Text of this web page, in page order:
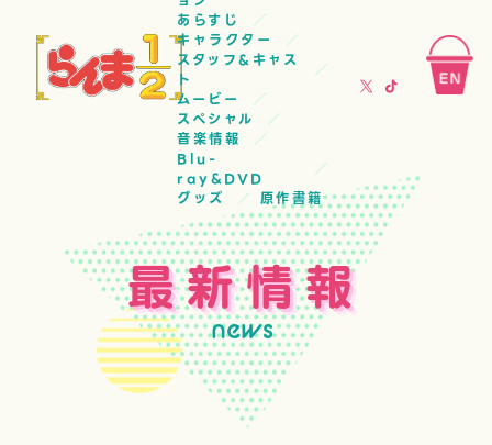
あらすじ
キャラクター
スタッフ&キャス
ト
ムービー
スペシャル
音楽情報
Blu-
ray&DVD
グッズ
原作書籍
最新情報
news